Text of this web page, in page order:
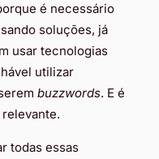
é necessário
soluções, já
usar tecnologias
utilizar
buzzwords. E é
todas essas